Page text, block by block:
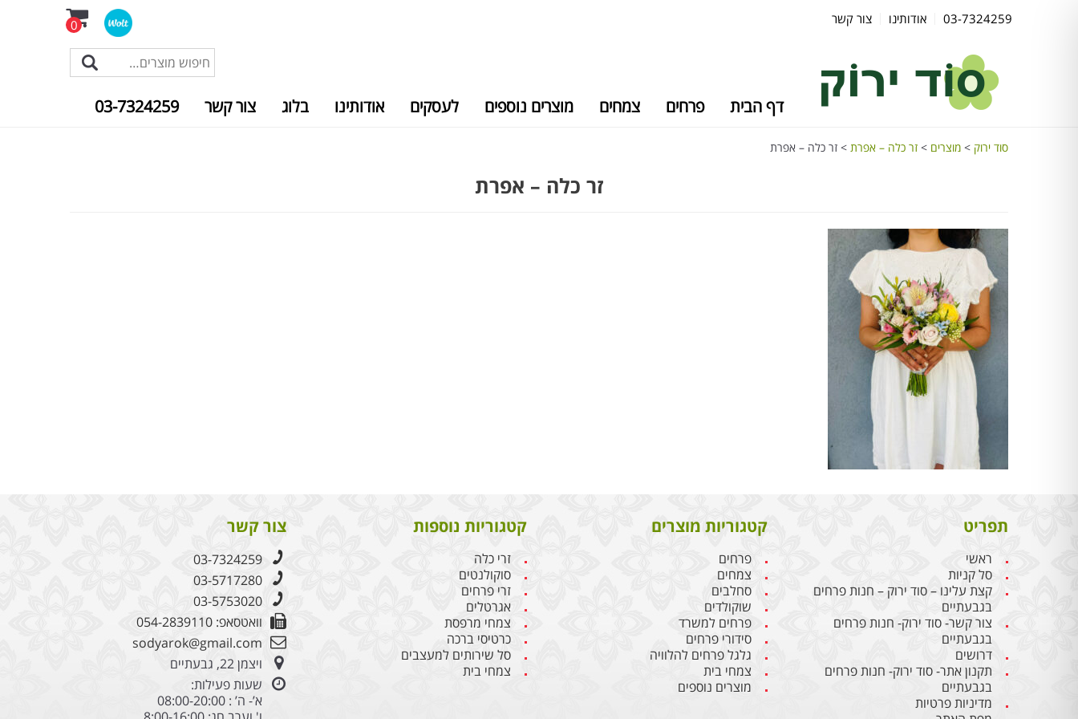
03-7324259 אודותינו צור קשר 0
דף הבית פרחים צמחים מוצרים נוספים לעסקים אודותינו בלוג צור קשר 03-7324259
סוד ירוק > מוצרים > זר כלה – אפרת > זר כלה – אפרת
זר כלה – אפרת
תפריט
ראשי
סל קניות
קצת עלינו – סוד ירוק – חנות פרחים
בגבעתיים
צור קשר- סוד ירוק- חנות פרחים
בגבעתיים
דרושים
תקנון אתר- סוד ירוק- חנות פרחים
בגבעתיים
מדיניות פרטיות
קטגוריות מוצרים
פרחים
צמחים
סחלבים
שוקולדים
פרחים למשרד
סידורי פרחים
גלגל פרחים להלוויה
צמחי בית
מוצרים נוספים
קטגוריות נוספות
זרי כלה
סוקולנטים
זרי פרחים
אגרטלים
צמחי מרפסת
כרטיסי ברכה
סל שירותים למעצבים
צמחי בית
צור קשר
03-7324259
03-5717280
03-5753020
וואטסאפ: 054-2839110
sodyarok@gmail.com
ויצמן 22, גבעתיים
שעות פעילות:
א’- ה’ : 08:00-20:00